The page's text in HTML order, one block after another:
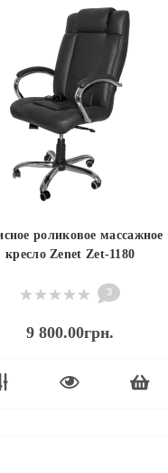
роликовое массажное
кресло Zenet Zet-1180
3
9 800.00грн.